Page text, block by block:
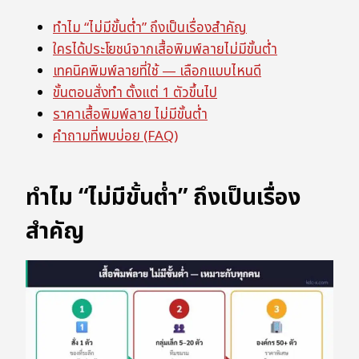
ทำไม “ไม่มีขั้นต่ำ” ถึงเป็นเรื่องสำคัญ
ใครได้ประโยชน์จากเสื้อพิมพ์ลายไม่มีขั้นต่ำ
เทคนิคพิมพ์ลายที่ใช้ — เลือกแบบไหนดี
ขั้นตอนสั่งทำ ตั้งแต่ 1 ตัวขึ้นไป
ราคาเสื้อพิมพ์ลาย ไม่มีขั้นต่ำ
คำถามที่พบบ่อย (FAQ)
ทำไม “ไม่มีขั้นต่ำ” ถึงเป็นเรื่อง
สำคัญ